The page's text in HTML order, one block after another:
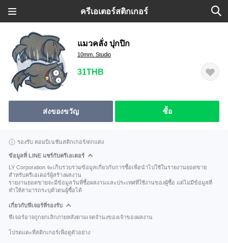
ครีเอเตอร์สติกเกอร์
แมวคลั่ง ปุกปิก
10mm. Studio
31THB
ส่งของขวัญ ซื้อ
รองรับ คอมบิเนชันสติกเกอร์/ตกแต่ง
ข้อมูลที่ LINE แชร์กับครีเอเตอร์
LY Corporation จะเก็บรวบรวมข้อมูลเกี่ยวกับการซื้อเพื่อนำไปใช้ในรายงานยอดขาย
สำหรับครีเอเตอร์ผู้สร้างผลงาน
รายงานยอดขายจะมีข้อมูลวันที่ซื้อผลงานและประเทศที่ใช้งานของผู้ซื้อ แต่ไม่มีข้อมูลที่
ทำให้สามารถระบุตัวตนผู้ซื้อได้
เกี่ยวกับฟีเจอร์ที่รองรับ
ฟีเจอร์อาจถูกยกเลิกภายหลังตามเจตจำนงของเจ้าของผลงาน
โปรดแตะที่สติกเกอร์เพื่อดูตัวอย่าง